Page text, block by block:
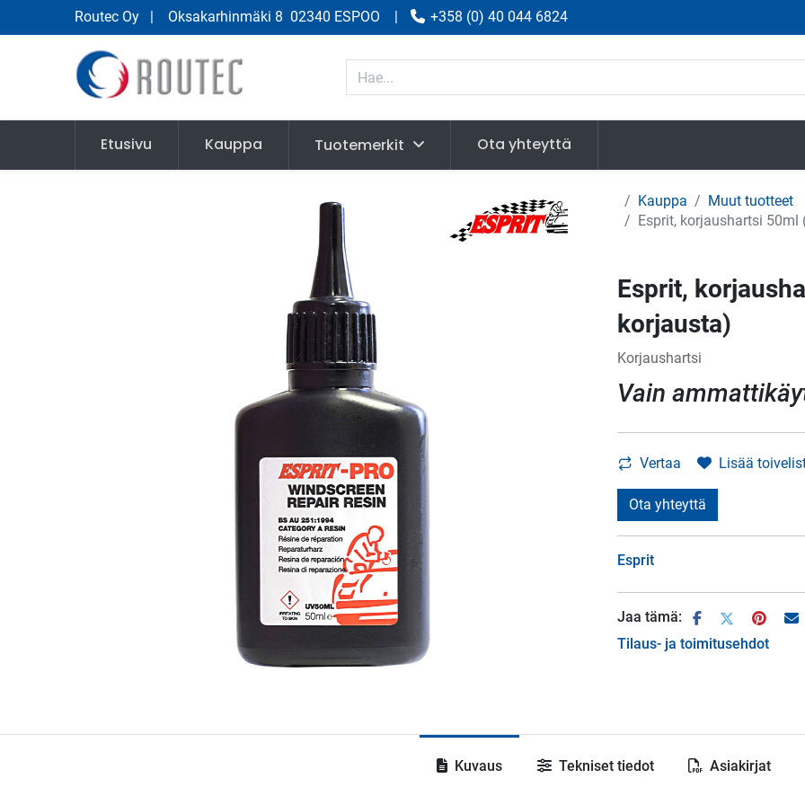
Routec Oy | Oksakarhinmäki 8 02340 ESPOO | +358 (0) 40 044 6824
Etusivu Kauppa Tuotemerkit Ota yhteyttä
Kauppa
Muut tuotteet
Esprit, korjaushartsi
Esprit,
korjausta)
Korjaushartsi
Vain
Vertaa Lisää
Ota yhteyttä
Esprit
Jaa tämä:
Tilaus- ja toimitusehdot
Kuvaus Tekniset tiedot Asiakirjat